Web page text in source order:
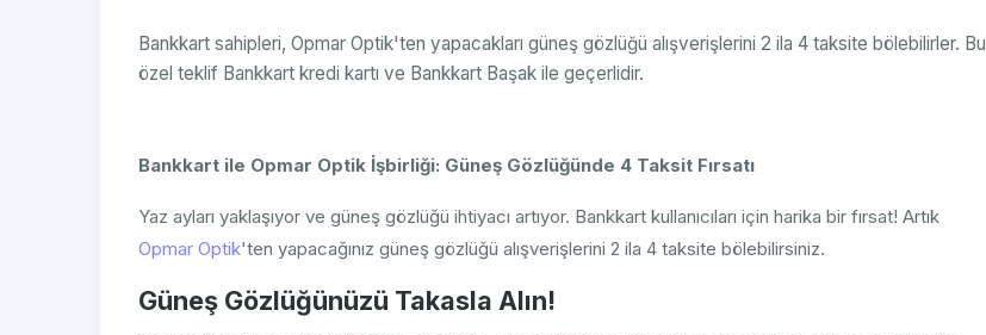
Bankkart sahipleri, Opmar Optik'ten yapacakları güneş gözlüğü alışverişlerini 2 ila 4 taksite bölebilirler. Bu
özel teklif Bankkart kredi kartı ve Bankkart Başak ile geçerlidir.
Bankkart ile Opmar Optik İşbirliği: Güneş Gözlüğünde 4 Taksit Fırsatı
Yaz ayları yaklaşıyor ve güneş gözlüğü ihtiyacı artıyor. Bankkart kullanıcıları için harika bir fırsat! Artık
Opmar Optik'ten yapacağınız güneş gözlüğü alışverişlerini 2 ila 4 taksite bölebilirsiniz.
Güneş Gözlüğünüzü Takasla Alın!